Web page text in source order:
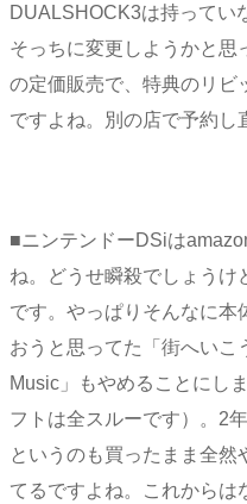
DUALSHOCK3は持ってい
そっちに変更しようかと思
の定価販売で、特典のリビ
ですよね。別の店で予約し
■ニンテンドーDSiは
ね。どうせ瞬殺でしょうけ
です。やっぱりそんなに本
おうと思ってた「街へいこ
Music」もやめることにし
フトは全スルーです）。2
というのも買ったまま全然
てるですよね。これからは